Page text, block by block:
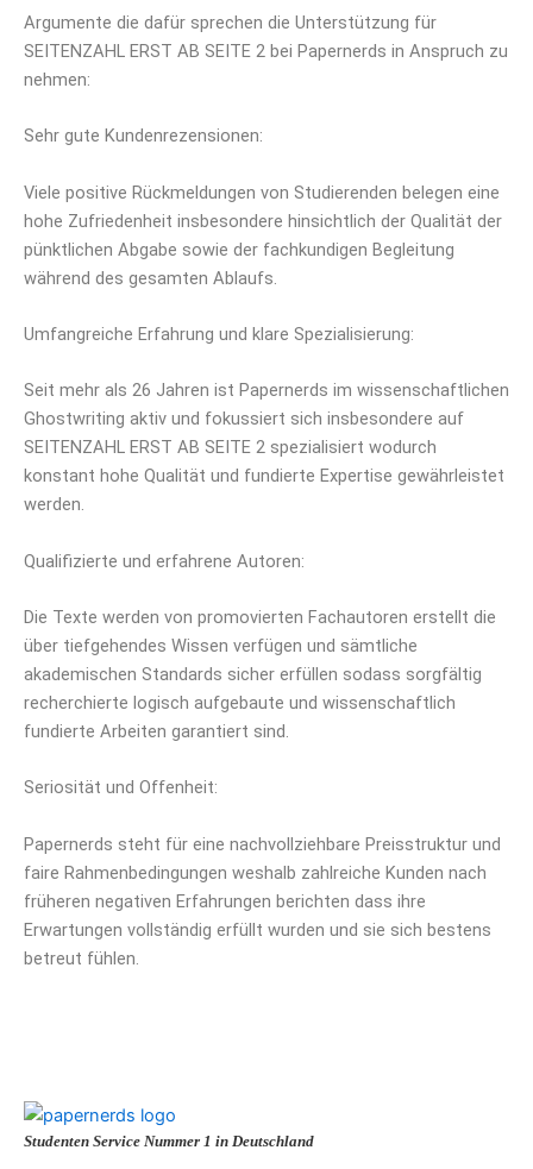
Argumente die dafür sprechen die Unterstützung für
SEITENZAHL ERST AB SEITE 2 bei Papernerds in Anspruch zu
nehmen:
Sehr gute Kundenrezensionen:
Viele positive Rückmeldungen von Studierenden belegen eine
hohe Zufriedenheit insbesondere hinsichtlich der Qualität der
pünktlichen Abgabe sowie der fachkundigen Begleitung
während des gesamten Ablaufs.
Umfangreiche Erfahrung und klare Spezialisierung:
Seit mehr als 26 Jahren ist Papernerds im wissenschaftlichen
Ghostwriting aktiv und fokussiert sich insbesondere auf
SEITENZAHL ERST AB SEITE 2 spezialisiert wodurch
konstant hohe Qualität und fundierte Expertise gewährleistet
werden.
Qualifizierte und erfahrene Autoren:
Die Texte werden von promovierten Fachautoren erstellt die
über tiefgehendes Wissen verfügen und sämtliche
akademischen Standards sicher erfüllen sodass sorgfältig
recherchierte logisch aufgebaute und wissenschaftlich
fundierte Arbeiten garantiert sind.
Seriosität und Offenheit:
Papernerds steht für eine nachvollziehbare Preisstruktur und
faire Rahmenbedingungen weshalb zahlreiche Kunden nach
früheren negativen Erfahrungen berichten dass ihre
Erwartungen vollständig erfüllt wurden und sie sich bestens
betreut fühlen.
Studenten Service Nummer 1 in Deutschland